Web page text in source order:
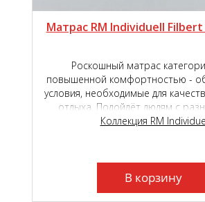
Матрас RM Individuell
Роскошный матрас
повышенной комфортностью -
условия, необходимые для
отдыха. Подойдёт людям с
любого пола и
Коллекция RM
В корзину